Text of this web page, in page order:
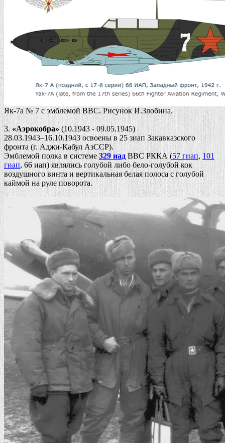
Як-7a № 7 с эмблемой ВВС. Рисунок И.Злобина.
3. «Аэрокобра»(10.1943 - 09.05.1945)
28.03.1943–16.10.1943 освоены в 25 зиап Закавказского
фронта (г. Аджи-Кабул АзССР).
Эмблемой полка в системе329 иадВВС РККА (57 гиап,101
гиап, 66 иап) являлись голубой либо бело-голубой кок
воздушного винта и вертикальная белая полоса с голубой
каймой на руле поворота.